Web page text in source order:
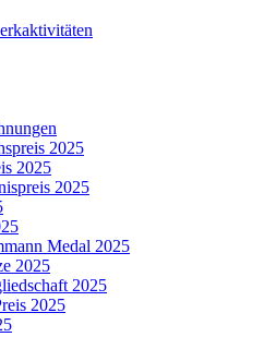
2025
2025
2025
Medal 2025
2025
2025
2025